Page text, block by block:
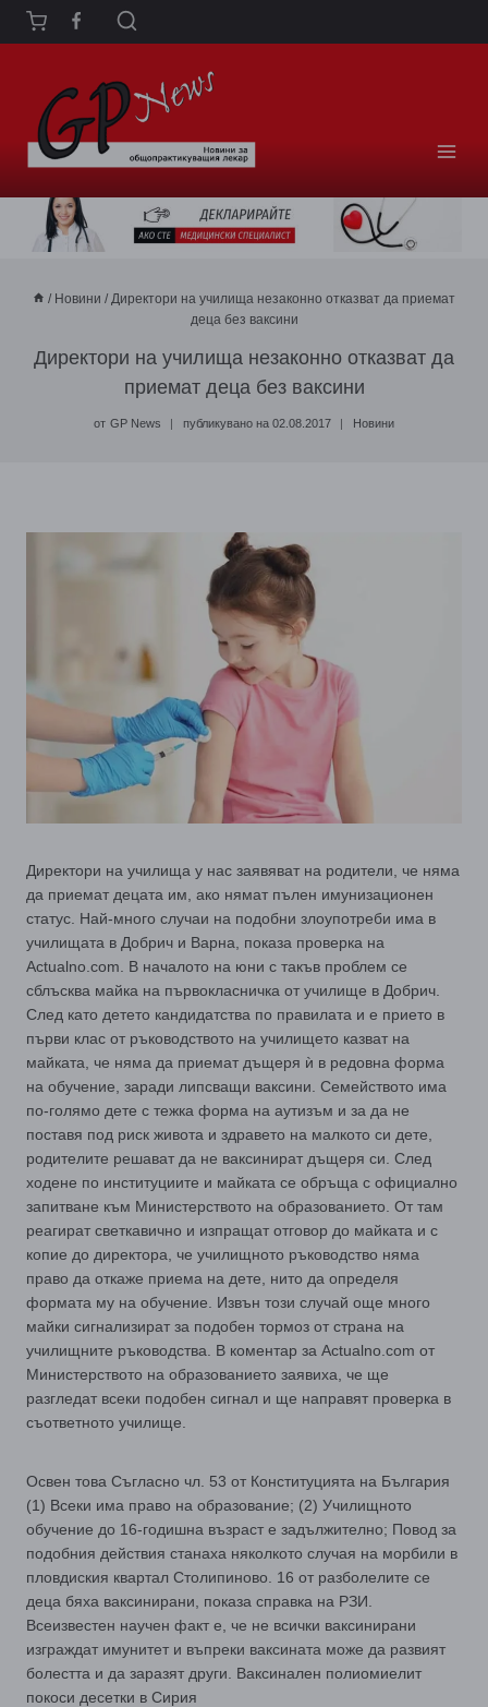
Към
съдържанието
/ Новини / Директори на училища незаконно отказват да приемат
деца без ваксини
Директори на училища незаконно отказват да
приемат деца без ваксини
от GP News публикувано на 02.08.2017 Новини
Директори на училища у нас заявяват на родители, че няма
да приемат децата им, ако нямат пълен имунизационен
статус. Най-много случаи на подобни злоупотреби има в
училищата в Добрич и Варна, показа проверка на
Actualno.com. В началото на юни с такъв проблем се
сблъсква майка на първокласничка от училище в Добрич.
След като детето кандидатства по правилата и е прието в
първи клас от ръководството на училището казват на
майката, че няма да приемат дъщеря ѝ в редовна форма
на обучение, заради липсващи ваксини. Семейството има
по-голямо дете с тежка форма на аутизъм и за да не
поставя под риск живота и здравето на малкото си дете,
родителите решават да не ваксинират дъщеря си. След
ходене по институциите и майката се обръща с официално
запитване към Министерството на образованието. От там
реагират светкавично и изпращат отговор до майката и с
копие до директора, че училищното ръководство няма
право да откаже приема на дете, нито да определя
формата му на обучение. Извън този случай още много
майки сигнализират за подобен тормоз от страна на
училищните ръководства. В коментар за Actualno.com от
Министерството на образованието заявиха, че ще
разгледат всеки подобен сигнал и ще направят проверка в
съответното училище.
Освен това Съгласно чл. 53 от Конституцията на България
(1) Всеки има право на образование; (2) Училищното
обучение до 16-годишна възраст е задължително; Повод за
подобния действия станаха няколкото случая на морбили в
пловдиския квартал Столипиново. 16 от разболелите се
деца бяха ваксинирани, показа справка на РЗИ.
Всеизвестен научен факт е, че не всички ваксинирани
изграждат имунитет и въпреки ваксината може да развият
болестта и да заразят други. Ваксинален полиомиелит
покоси десетки в Сирия